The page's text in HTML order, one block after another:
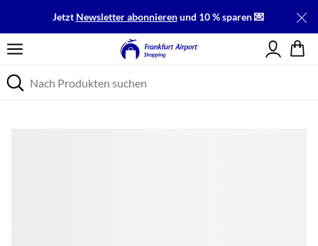
Jetzt Newsletter abonnierenund 10 % sparen 💌
Einloggen